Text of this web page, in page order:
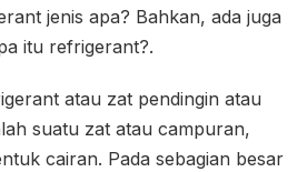
jenis apa? Bahkan, ada juga
itu refrigerant?.
atau zat pendingin atau
suatu zat atau campuran,
cairan. Pada sebagian besar